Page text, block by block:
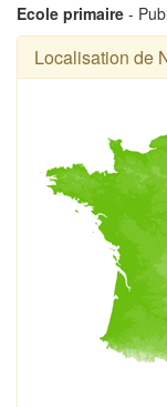
Ecole primaire -
Localisation de